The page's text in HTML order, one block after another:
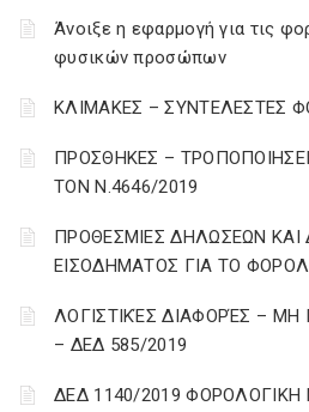
Άνοιξε η εφαρμογή για τις
φυσικών προσώπων
ΚΛΙΜΑΚΕΣ – ΣΥΝΤΕΛΕΣΤΕΣ
ΠΡΟΣΘΗΚΕΣ –
ΤΟΝ Ν.4646/2019
ΠΡΟΘΕΣΜΙΕΣ ΔΗΛΩΣΕΩΝ ΚΑΙ
ΕΙΣΟΔΗΜΑΤΟΣ ΓΙΑ ΤΟ
ΛΟΓΙΣΤΙΚΈΣ ΔΙΑΦΟΡΈΣ –
– ΔΕΔ 585/2019
ΔΕΔ 1140/2019 ΦΟΡΟΛΟΓΙΚΗ